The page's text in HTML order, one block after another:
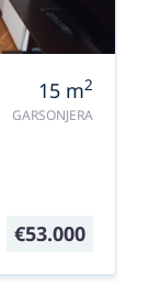
15 m2
GARSONJERA
€53.000